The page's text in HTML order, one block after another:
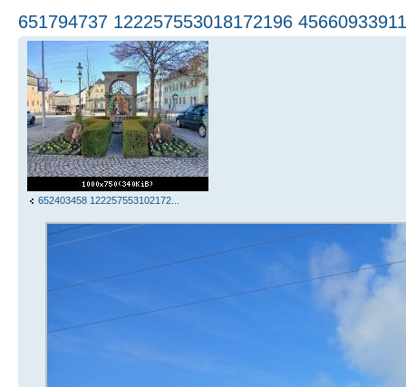
651794737 122257553018172196
652403458 122257553102172...